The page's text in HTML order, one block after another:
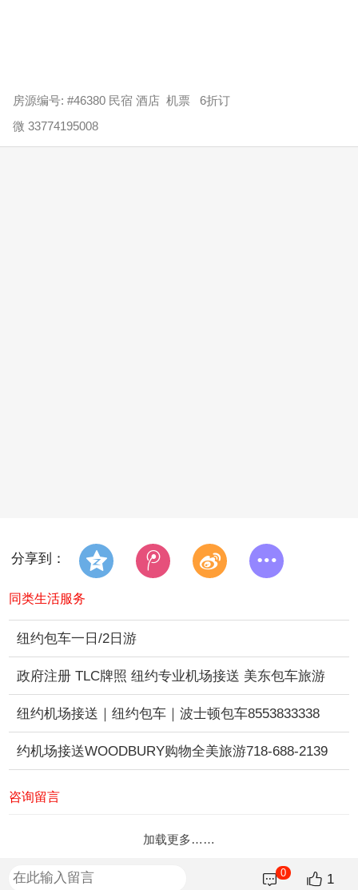
房源编号: #46380 民宿 酒店 机票 6折订
微 33774195008
分享到：
同类生活服务
纽约包车一日/2日游
政府注册 TLC牌照 纽约专业机场接送 美东包车旅游
纽约机场接送｜纽约包车｜波士顿包车8553833338
约机场接送WOODBURY购物全美旅游718-688-2139
咨询留言
加载更多……
0 1